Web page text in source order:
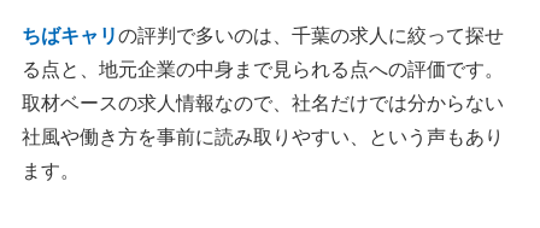
ちばキャリの評判で多いのは、千葉の求人に絞って探せ
る点と、地元企業の中身まで見られる点への評価です。
取材ベースの求人情報なので、社名だけでは分からない
社風や働き方を事前に読み取りやすい、という声もあり
ます。